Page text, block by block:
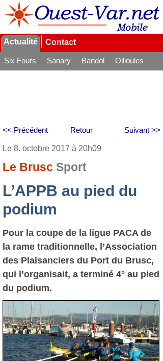
Actualité Contact
Six Fours Sanary Bandol
Ollioules
Retour
<< Précédent Suivant >>
Le 8. octobre 2017 à 20h09
Le Brusc Sport
L’APPB au pied du
podium
Pour la coupe de la ligue PACA de
la rame traditionnelle, l’Association
des Plaisanciers du Port du Brusc,
qui l’organisait, a terminé 4° au pied
du podium.